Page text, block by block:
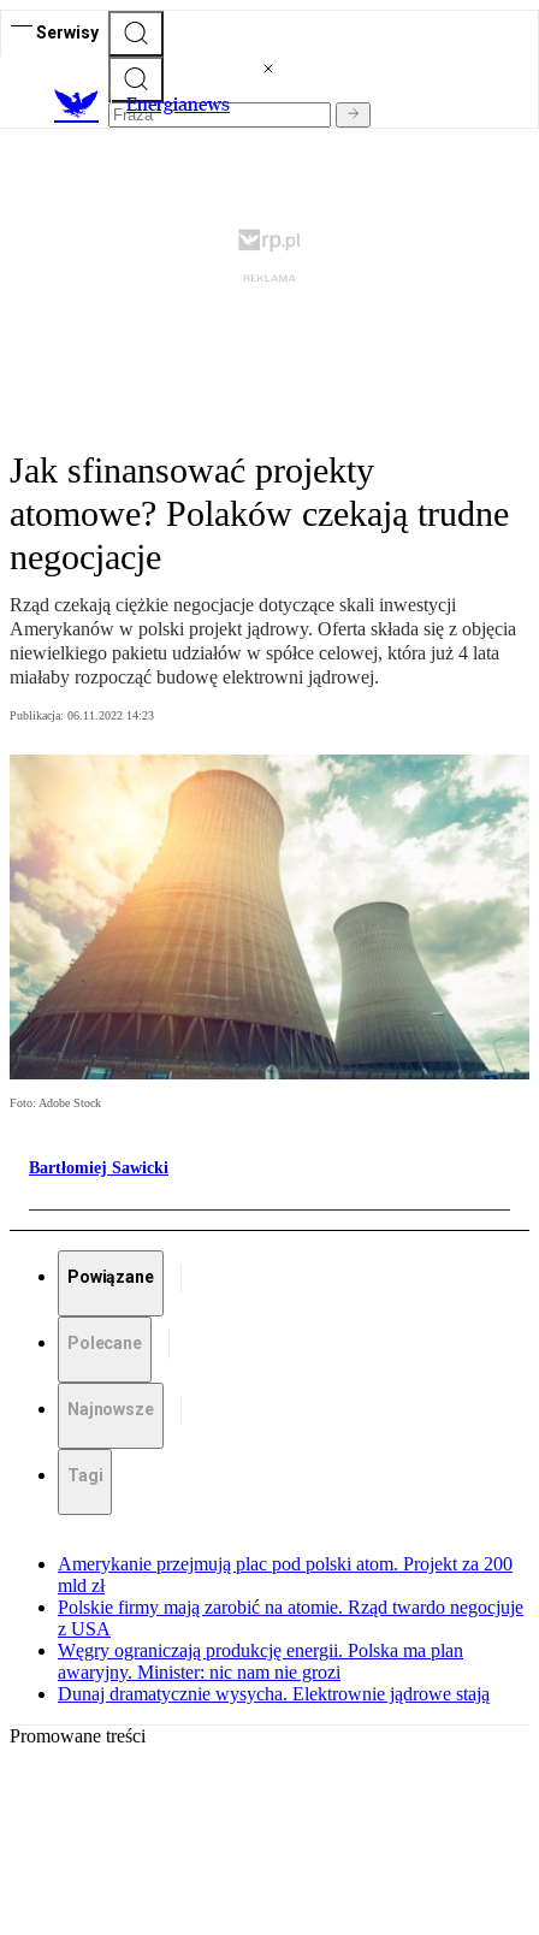
Serwisy
Energianews
Jak sfinansować projekty
atomowe? Polaków czekają trudne
negocjacje
Rząd czekają ciężkie negocjacje dotyczące skali inwestycji
Amerykanów w polski projekt jądrowy. Oferta składa się z objęcia
niewielkiego pakietu udziałów w spółce celowej, która już 4 lata
miałaby rozpocząć budowę elektrowni jądrowej.
Publikacja: 06.11.2022 14:23
Foto: Adobe Stock
Bartłomiej Sawicki
Powiązane
Polecane
Najnowsze
Tagi
Amerykanie przejmują plac pod polski atom. Projekt za 200
mld zł
Polskie firmy mają zarobić na atomie. Rząd twardo negocjuje
z USA
Węgry ograniczają produkcję energii. Polska ma plan
awaryjny. Minister: nic nam nie grozi
Dunaj dramatycznie wysycha. Elektrownie jądrowe stają
Promowane treści